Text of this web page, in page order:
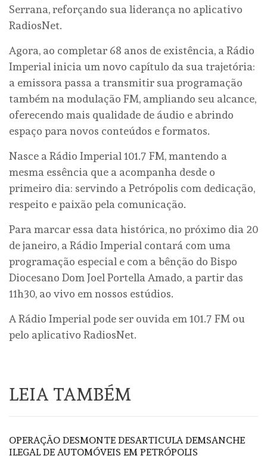
Serrana, reforçando sua liderança no aplicativo
RadiosNet.
Agora, ao completar 68 anos de existência, a Rádio
Imperial inicia um novo capítulo da sua trajetória:
a emissora passa a transmitir sua programação
também na modulação FM, ampliando seu alcance,
oferecendo mais qualidade de áudio e abrindo
espaço para novos conteúdos e formatos.
Nasce a Rádio Imperial 101.7 FM, mantendo a
mesma essência que a acompanha desde o
primeiro dia: servindo a Petrópolis com dedicação,
respeito e paixão pela comunicação.
Para marcar essa data histórica, no próximo dia 20
de janeiro, a Rádio Imperial contará com uma
programação especial e com a bênção do Bispo
Diocesano Dom Joel Portella Amado, a partir das
11h30, ao vivo em nossos estúdios.
A Rádio Imperial pode ser ouvida em 101.7 FM ou
pelo aplicativo RadiosNet.
LEIA TAMBÉM
OPERAÇÃO DESMONTE DESARTICULA DEMSANCHE
ILEGAL DE AUTOMÓVEIS EM PETRÓPOLIS